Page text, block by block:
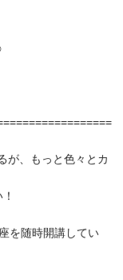
が、もっと色々とカ
を随時開講してい